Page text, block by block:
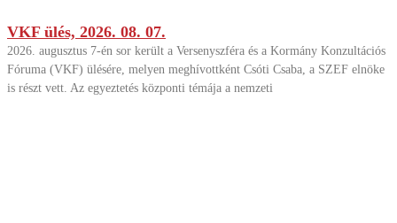
VKF ülés, 2026. 08. 07.
2026. augusztus 7-én sor került a Versenyszféra és a Kormány Konzultációs
Fóruma (VKF) ülésére, melyen meghívottként Csóti Csaba, a SZEF elnöke
is részt vett. Az egyeztetés központi témája a nemzeti